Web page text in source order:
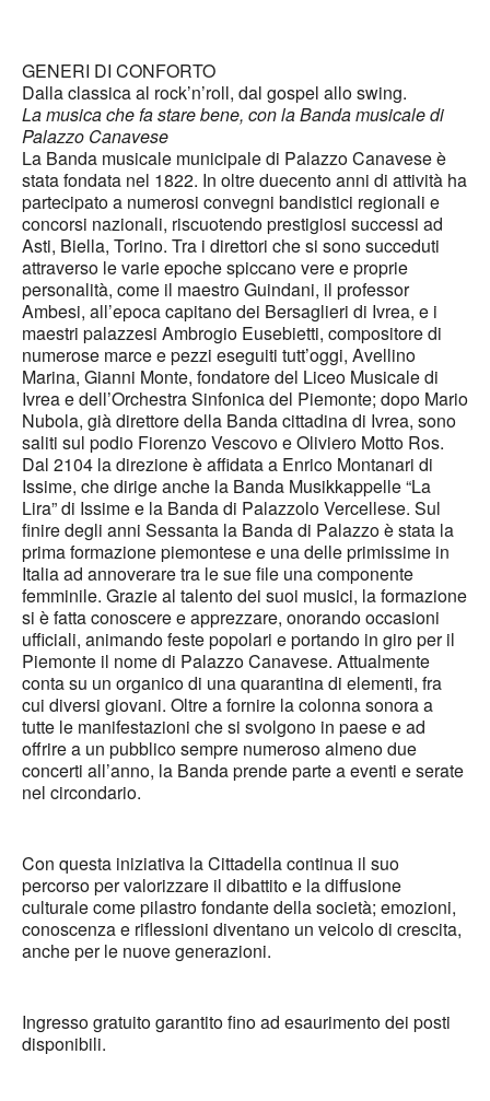
GENERI DI CONFORTO
Dalla classica al rock’n’roll, dal gospel allo swing.
La musica che fa stare bene, con la Banda musicale di
Palazzo Canavese
La Banda musicale municipale di Palazzo Canavese è
stata fondata nel 1822. In oltre duecento anni di attività ha
partecipato a numerosi convegni bandistici regionali e
concorsi nazionali, riscuotendo prestigiosi successi ad
Asti, Biella, Torino. Tra i direttori che si sono succeduti
attraverso le varie epoche spiccano vere e proprie
personalità, come il maestro Guindani, il professor
Ambesi, all’epoca capitano dei Bersaglieri di Ivrea, e i
maestri palazzesi Ambrogio Eusebietti, compositore di
numerose marce e pezzi eseguiti tutt’oggi, Avellino
Marina, Gianni Monte, fondatore del Liceo Musicale di
Ivrea e dell’Orchestra Sinfonica del Piemonte; dopo Mario
Nubola, già direttore della Banda cittadina di Ivrea, sono
saliti sul podio Fiorenzo Vescovo e Oliviero Motto Ros.
Dal 2104 la direzione è affidata a Enrico Montanari di
Issime, che dirige anche la Banda Musikkappelle “La
Lira” di Issime e la Banda di Palazzolo Vercellese. Sul
finire degli anni Sessanta la Banda di Palazzo è stata la
prima formazione piemontese e una delle primissime in
Italia ad annoverare tra le sue file una componente
femminile. Grazie al talento dei suoi musici, la formazione
si è fatta conoscere e apprezzare, onorando occasioni
ufficiali, animando feste popolari e portando in giro per il
Piemonte il nome di Palazzo Canavese. Attualmente
conta su un organico di una quarantina di elementi, fra
cui diversi giovani. Oltre a fornire la colonna sonora a
tutte le manifestazioni che si svolgono in paese e ad
offrire a un pubblico sempre numeroso almeno due
concerti all’anno, la Banda prende parte a eventi e serate
nel circondario.
Con questa iniziativa la Cittadella continua il suo
percorso per valorizzare il dibattito e la diffusione
culturale come pilastro fondante della società; emozioni,
conoscenza e riflessioni diventano un veicolo di crescita,
anche per le nuove generazioni.
Ingresso gratuito garantito fino ad esaurimento dei posti
disponibili.